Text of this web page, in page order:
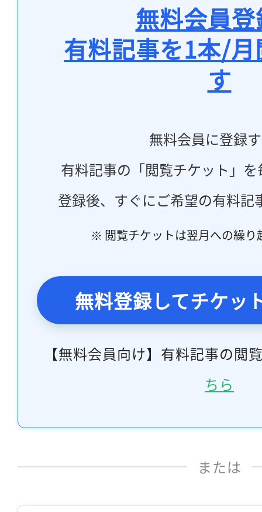
無料会員
有料記事を1本/
す
無料会員に登録
有料記事の「閲覧チケット」
登録後、すぐにご希望の有料記
※ 閲覧チケットは翌月への繰り
無料登録してチケッ
【無料会員向け】有料記事の閲
ちら
または